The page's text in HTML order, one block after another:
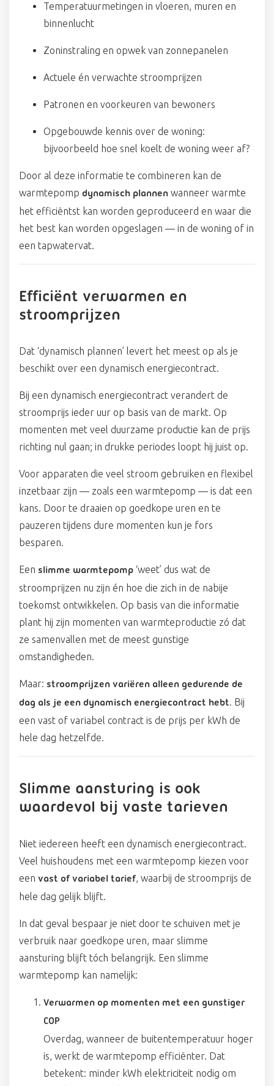
Temperatuurmetingen in vloeren, muren en
binnenlucht
Zoninstraling en opwek van zonnepanelen
Actuele én verwachte stroomprijzen
Patronen en voorkeuren van bewoners
Opgebouwde kennis over de woning:
bijvoorbeeld hoe snel koelt de woning weer af?
Door al deze informatie te combineren kan de
warmtepomp dynamisch plannen wanneer warmte
het efficiëntst kan worden geproduceerd en waar die
het best kan worden opgeslagen — in de woning of in
een tapwatervat.
Efficiënt verwarmen en
stroomprijzen
Dat ‘dynamisch plannen’ levert het meest op als je
beschikt over een dynamisch energiecontract.
Bij een dynamisch energiecontract verandert de
stroomprijs ieder uur op basis van de markt. Op
momenten met veel duurzame productie kan de prijs
richting nul gaan; in drukke periodes loopt hij juist op.
Voor apparaten die veel stroom gebruiken en flexibel
inzetbaar zijn — zoals een warmtepomp — is dat een
kans. Door te draaien op goedkope uren en te
pauzeren tijdens dure momenten kun je fors
besparen.
Een slimme warmtepomp ‘weet’ dus wat de
stroomprijzen nu zijn én hoe die zich in de nabije
toekomst ontwikkelen. Op basis van die informatie
plant hij zijn momenten van warmteproductie zó dat
ze samenvallen met de meest gunstige
omstandigheden.
Maar: stroomprijzen variëren alleen gedurende de
dag als je een dynamisch energiecontract hebt. Bij
een vast of variabel contract is de prijs per kWh de
hele dag hetzelfde.
Slimme aansturing is ook
waardevol bij vaste tarieven
Niet iedereen heeft een dynamisch energiecontract.
Veel huishoudens met een warmtepomp kiezen voor
een vast of variabel tarief , waarbij de stroomprijs de
hele dag gelijk blijft.
In dat geval bespaar je niet door te schuiven met je
verbruik naar goedkope uren, maar slimme
aansturing blijft tóch belangrijk. Een slimme
warmtepomp kan namelijk:
Verwarmen op momenten met een gunstiger
COP
Overdag, wanneer de buitentemperatuur hoger
is, werkt de warmtepomp efficiënter. Dat
betekent: minder kWh elektriciteit nodig om